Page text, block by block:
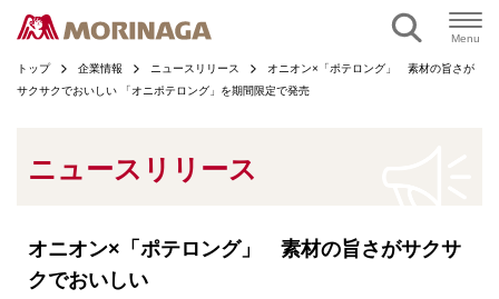
Menu
トップ 企業情報 ニュースリリース
オニオン×「ポテロング」 素材の旨さが
サクサクでおいしい 「オニポテロング」を期間限定で発売
ニュースリリース
オニオン×「ポテロング」 素材の旨さがサクサ
クでおいしい